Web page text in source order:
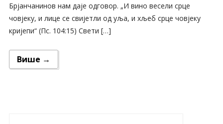
Брјанчанинов нам даје одговор. „И вино весели срце
човјеку, и лице се свијетли од уља, и хљеб срце човјеку
кријепи“ (Пс. 104:15) Свети […]
Више →